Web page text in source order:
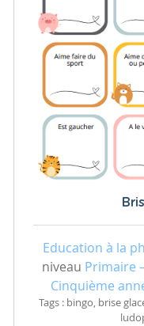
Education à la
niveau Primaire
Cinquième
Tags : bingo, brise